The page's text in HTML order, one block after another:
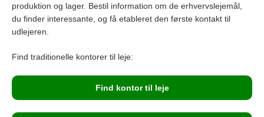
produktion og lager. Bestil information om de erhvervslejemål,
du finder interessante, og få etableret den første kontakt til
udlejeren.
Find traditionelle kontorer til leje:
Find kontor til leje